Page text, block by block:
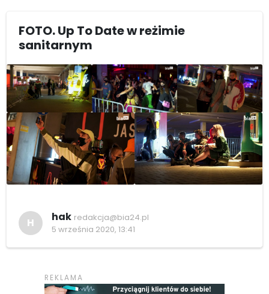
FOTO. Up To Date w reżimie
sanitarnym
H hak redakcja@bia24.pl
5 września 2020, 13:41